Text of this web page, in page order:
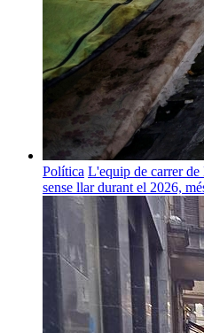
Política L'equip de carrer de
sense llar durant el 2026,